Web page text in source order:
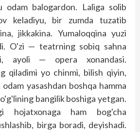
odam balogardon. Laliga solib
keladiyu, bir zumda tuzatib
jikkakina. Yumaloqqina yuzi
O'zi — teatrning sobiq sahna
ayoli — opera xonandasi.
qiladimi yo chinmi, bilish qiyin,
yasashdan boshqa hamma
bangilik boshiga yetgan.
hojatxonaga ham bog'cha
birga boradi, deyishadi.